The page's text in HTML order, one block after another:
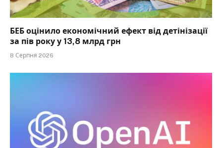
БЕБ оцінило економічний ефект від детінізації
за пів року у 13,8 млрд грн
8 Серпня 2026